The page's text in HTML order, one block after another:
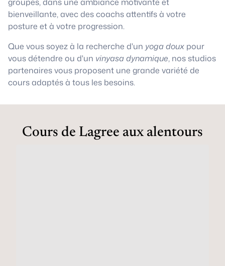
bienveillante, avec des coachs attentifs à votre
posture et à votre progression.
Que vous soyez à la recherche d'un yoga doux pour
vous détendre ou d'un vinyasa dynamique, nos studios
partenaires vous proposent une grande variété de
cours adaptés à tous les besoins.
Cours de Lagree aux alentours